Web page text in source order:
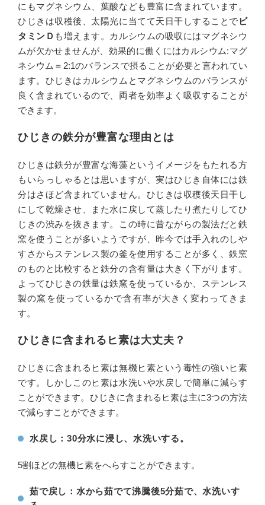
にもマグネシウム、葉酸なども豊富に含まれています。
ひじきは収穫後、太陽光に当てて天日干しすることでビ
タミンＤ も増えます。カルシウムの吸収にはマグネシウ
ムが欠かせませんが、効果的に働くにはカルシウム:マグ
ネシウム＝2:1のバランスで摂ることが必要と言われてい
ます。ひじきはカルシウムとマグネシウムのバランスが
良く含まれているので、両者を効率よく吸収することが
できます。
ひじきの鉄分が豊富な理由とは
ひじきは鉄分が豊富な海藻というイメージをもたれる方
もいらっしゃるとは思いますが、実はひじき自体には鉄
分はさほど含まれていません。ひじきは収穫後天日干し
にして乾燥させ、また水に戻して蒸したり煮たりしてひ
じきの渋みを抜きます。この時に昔ながらの製法だと鉄
窯を使うことが多いようですが、昨今では手入れのしや
すさからステンレス製の釜を使用することが多く、鉄窯
のものと比較すると鉄分の含有量は大きく下がります。
よってひじきの鉄量は鉄窯を使っているか、ステンレス
製の窯を使っているかで含有率が大きく変わってきま
す。
ひじきに含まれるヒ素は大丈夫？
ひじきに含まれるヒ素は無機ヒ素という毒性の強いヒ素
です。しかしこのヒ素は水洗いや水戻しで簡単に減らす
ことができます。ひじきに含まれるヒ素は主に3つの方法
で減らすことができます。
水戻し：30分水に浸し、水洗いする。
5割ほどの無機ヒ素をへらすことができます。
茹で戻し：水から茹でて沸騰後5分茹で、水洗いす